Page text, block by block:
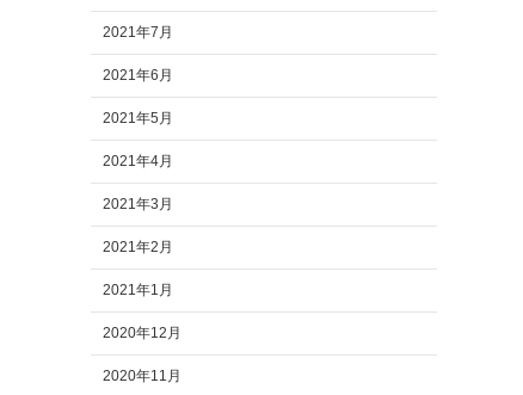
2021年7月
2021年6月
2021年5月
2021年4月
2021年3月
2021年2月
2021年1月
2020年12月
2020年11月